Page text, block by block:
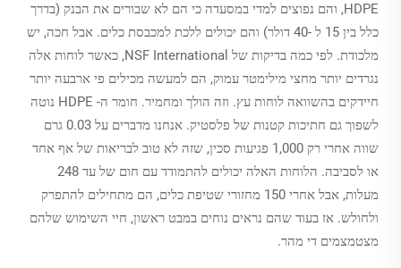
HDPE, והם נפוצים למדי במסעדה כי הם לא שבורים את הבנק (בדרך
כלל בין 15 ל -40 דולר) והם יכולים ללכת למכבסת כלים. אבל חכה, יש
מלכודת. לפי כמה בדיקות של NSF International, כאשר לוחות אלה
נגרדים יותר מחצי מילימטר עמוק, הם למעשה מכילים פי ארבעה יותר
חיידקים בהשוואה לוחות עץ. וזה הולך ומחמיר. חומר ה- HDPE נוטה
לשפוך גם חתיכות קטנות של פלסטיק. אנחנו מדברים על 0.03 גרם
שווה אחרי רק 1,000 פגיעות סכין, שזה לא טוב לבריאות של אף אחד
או לסביבה. הלוחות האלה יכולים להתמודד עם חום של עד 248
מעלות, אבל אחרי 150 מחזורי שטיפת כלים, הם מתחילים להתפרק
ולחולש. אז בעוד שהם נראים נוחים במבט ראשון, חיי השימוש שלהם
מצטמצמים די מהר.